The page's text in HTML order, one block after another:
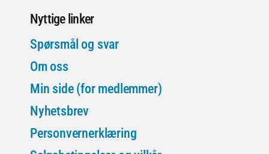
Nyttige linker
Spørsmål og svar
Om oss
Min side (for medlemmer)
Nyhetsbrev
Personvernerklæring